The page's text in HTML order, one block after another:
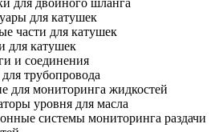
для двойного шланга
для катушек
части для катушек
для катушек
и соединения
трубопровода
для мониторинга жидкостей
уровня для масла
системы мониторинга раздачи